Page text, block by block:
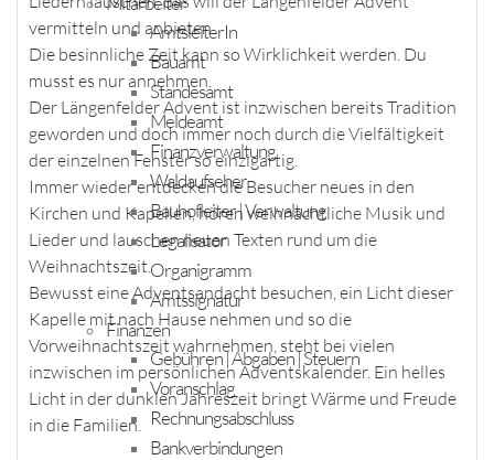
AmtsleiterIn
Bauamt
Standesamt
Meldeamt
Finanzverwaltung
Waldaufseher
Bauhofleiter | Verwaltung
Legalisator
Organigramm
Amtssignatur
Finanzen
Gebühren | Abgaben | Steuern
Voranschlag
Rechnungsabschluss
Bankverbindungen
vermitteln und anbieten.
Die besinnliche Zeit kann so Wirklichkeit werden. Du
musst es nur annehmen.
Der Längenfelder Advent ist inzwischen bereits Tradition
geworden und doch immer noch durch die Vielfältigkeit
der einzelnen Fenster so einzigartig.
Immer wieder entdecken die Besucher neues in den
Kirchen und Kapellen, hören weihnachtliche Musik und
Lieder und lauschen neuen Texten rund um die
Weihnachtszeit.
Bewusst eine Adventsandacht besuchen, ein Licht dieser
Kapelle mit nach Hause nehmen und so die
Vorweihnachtszeit wahrnehmen, steht bei vielen
inzwischen im persönlichen Adventskalender. Ein helles
Licht in der dunklen Jahreszeit bringt Wärme und Freude
in die Familien.